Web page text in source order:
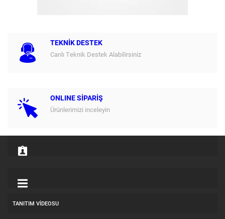
TEKNİK DESTEK
Canlı Teknik Destek Alabilirsiniz
ONLINE SİPARİŞ
Ürünlerimizi inceleyin
TANITIM VIDEOSU